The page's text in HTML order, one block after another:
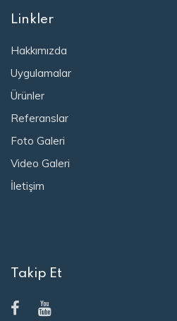
Linkler
Hakkımızda
Uygulamalar
Ürünler
Referanslar
Foto Galeri
Video Galeri
İletişim
Takip Et